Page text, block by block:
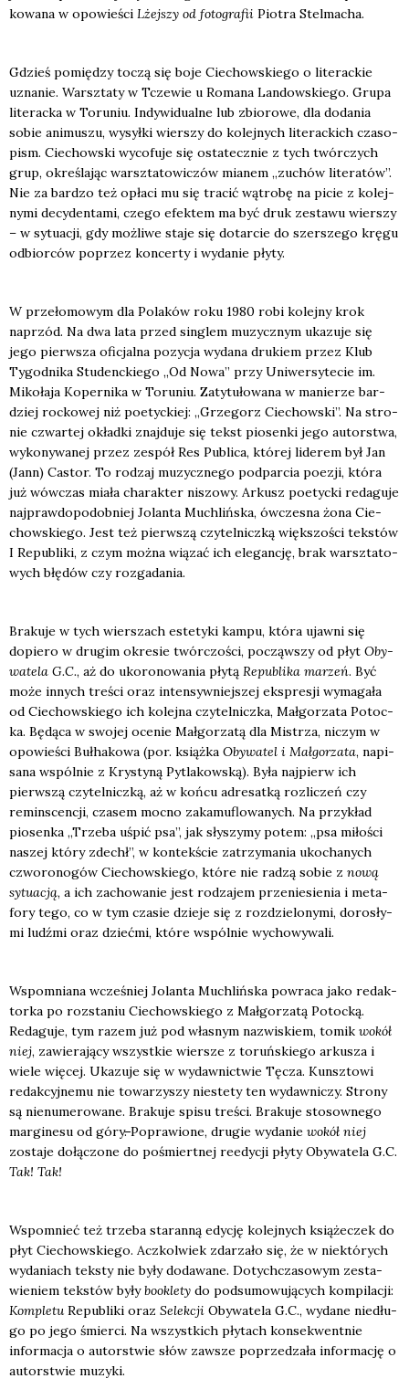
ko­wa­na w opo­wie­ści Lżej­szy od foto­gra­fii Pio­tra Stel­ma­cha.
Gdzieś pomię­dzy toczą się boje Cie­chow­skie­go o lite­rac­kie
uzna­nie. Warsz­ta­ty w Tcze­wie u Roma­na Lan­dow­skie­go. Gru­pa
lite­rac­ka w Toru­niu. Indy­wi­du­al­ne lub zbio­ro­we, dla doda­nia
sobie ani­mu­szu, wysył­ki wier­szy do kolej­nych lite­rac­kich cza­so­
pism. Cie­chow­ski wyco­fu­je się osta­tecz­nie z tych twór­czych
grup, okre­śla­jąc warsz­ta­to­wi­czów mia­nem „zuchów lite­ra­tów”.
Nie za bar­dzo też opła­ci mu się tra­cić wątro­bę na picie z kolej­
ny­mi decy­den­ta­mi, cze­go efek­tem ma być druk zesta­wu wier­szy
– w sytu­acji, gdy moż­li­we sta­je się dotar­cie do szer­sze­go krę­gu
odbior­ców poprzez kon­cer­ty i wyda­nie pły­ty.
W prze­ło­mo­wym dla Pola­ków roku 1980 robi kolej­ny krok
naprzód. Na dwa lata przed sin­glem muzycz­nym uka­zu­je się
jego pierw­sza ofi­cjal­na pozy­cja wyda­na dru­kiem przez Klub
Tygo­dni­ka Stu­denc­kie­go „Od Nowa” przy Uni­wer­sy­te­cie im.
Miko­ła­ja Koper­ni­ka w Toru­niu. Zaty­tu­ło­wa­na w manie­rze bar­
dziej roc­ko­wej niż poetyc­kiej: „Grze­gorz Cie­chow­ski”. Na stro­
nie czwar­tej okład­ki znaj­du­je się tekst pio­sen­ki jego autor­stwa,
wyko­ny­wa­nej przez zespół Res Publi­ca, któ­rej lide­rem był Jan
(Jann) Castor. To rodzaj muzycz­ne­go pod­par­cia poezji, któ­ra
już wów­czas mia­ła cha­rak­ter niszo­wy. Arkusz poetyc­ki reda­gu­je
naj­praw­do­po­dob­niej Jolan­ta Muchliń­ska, ówcze­sna żona Cie­
chow­skie­go. Jest też pierw­szą czy­tel­nicz­ką więk­szo­ści tek­stów
I Repu­bli­ki, z czym moż­na wią­zać ich ele­gan­cję, brak warsz­ta­to­
wych błę­dów czy roz­ga­da­nia.
Bra­ku­je w tych wier­szach este­ty­ki kam­pu, któ­ra ujaw­ni się
dopie­ro w dru­gim okre­sie twór­czo­ści, począw­szy od płyt Oby­
wa­te­la G.C., aż do uko­ro­no­wa­nia pły­tą Repu­bli­ka marzeń. Być
może innych tre­ści oraz inten­syw­niej­szej eks­pre­sji wyma­ga­ła
od Cie­chow­skie­go ich kolej­na czy­tel­nicz­ka, Mał­go­rza­ta Potoc­
ka. Będą­ca w swo­jej oce­nie Mał­go­rza­tą dla Mistrza, niczym w
opo­wie­ści Buł­ha­ko­wa (por. książ­ka Oby­wa­tel i Mał­go­rza­ta, napi­
sa­na wspól­nie z Kry­sty­ną Pytla­kow­ską). Była naj­pierw ich
pierw­szą czy­tel­nicz­ką, aż w koń­cu adre­sat­ką roz­li­czeń czy
remin­scen­cji, cza­sem moc­no zaka­mu­flo­wa­nych. Na przy­kład
pio­sen­ka „Trze­ba uśpić psa”, jak sły­szy­my potem: „psa miło­ści
naszej któ­ry zdechł”, w kon­tek­ście zatrzy­ma­nia uko­cha­nych
czwo­ro­no­gów Cie­chow­skie­go, któ­re nie radzą sobie z nową
sytu­acją, a ich zacho­wa­nie jest rodza­jem prze­nie­sie­nia i meta­
fo­ry tego, co w tym cza­sie dzie­je się z roz­dzie­lo­ny­mi, doro­sły­
mi ludź­mi oraz dzieć­mi, któ­re wspól­nie wycho­wy­wa­li.
Wspo­mnia­na wcze­śniej Jolan­ta Muchliń­ska powra­ca jako redak­
tor­ka po roz­sta­niu Cie­chow­skie­go z Mał­go­rza­tą Potoc­ką.
Reda­gu­je, tym razem już pod wła­snym nazwi­skiem, tomik wokół
niej, zawie­ra­ją­cy wszyst­kie wier­sze z toruń­skie­go arku­sza i
wie­le wię­cej. Uka­zu­je się w wydaw­nic­twie Tęcza. Kunsz­to­wi
redak­cyj­ne­mu nie towa­rzy­szy nie­ste­ty ten wydaw­ni­czy. Stro­ny
są nie­nu­me­ro­wa­ne. Bra­ku­je spi­su tre­ści. Bra­ku­je sto­sow­ne­go
mar­gi­ne­su od góry.Popra­wio­ne, dru­gie wyda­nie wokół niej
zosta­je dołą­czo­ne do pośmiert­nej reedy­cji pły­ty Oby­wa­te­la G.C.
Tak! Tak!
Wspo­mnieć też trze­ba sta­ran­ną edy­cję kolej­nych ksią­że­czek do
płyt Cie­chow­skie­go. Acz­kol­wiek zda­rza­ło się, że w nie­któ­rych
wyda­niach tek­sty nie były doda­wa­ne. Dotych­cza­so­wym zesta­
wie­niem tek­stów byłybookle­ty do pod­su­mo­wu­ją­cych kom­pi­la­cji:
Kom­ple­tuRepu­bli­ki oraz Selek­cji Oby­wa­te­la G.C., wyda­ne nie­dłu­
go po jego śmier­ci. Na wszyst­kich pły­tach kon­se­kwent­nie
infor­ma­cja o autor­stwie słów zawsze poprze­dza­ła infor­ma­cję o
autor­stwie muzy­ki.